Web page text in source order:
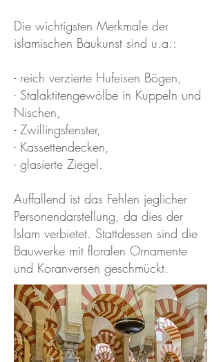
Die wichtigsten Merkmale der
islamischen Baukunst sind u.a.:
- reich verzierte Hufeisen Bögen,
- Stalaktitengewölbe in Kuppeln und
Nischen,
- Zwillingsfenster,
- Kassettendecken,
- glasierte Ziegel.
Auffallend ist das Fehlen jeglicher
Personendarstellung, da dies der
Islam verbietet. Stattdessen sind die
Bauwerke mit floralen Ornamente
und Koranversen geschmückt.